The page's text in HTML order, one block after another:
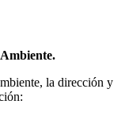
la dirección y